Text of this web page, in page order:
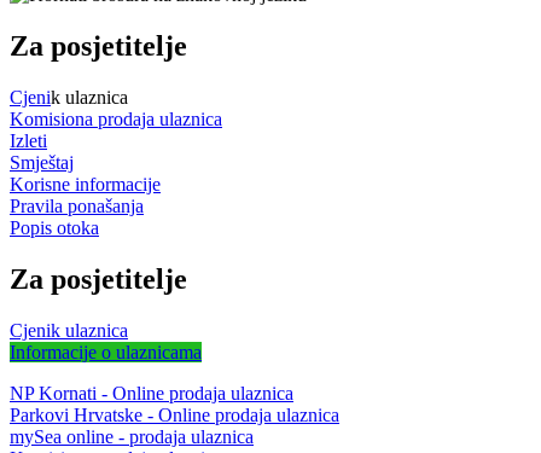
Za posjetitelje
Cjenik ulaznica
Komisiona prodaja ulaznica
Izleti
Smještaj
Korisne informacije
Pravila ponašanja
Popis otoka
Za posjetitelje
Cjenik ulaznica
Informacije o ulaznicama
NP Kornati - Online prodaja ulaznica
Parkovi Hrvatske - Online prodaja ulaznica
mySea online - prodaja ulaznica